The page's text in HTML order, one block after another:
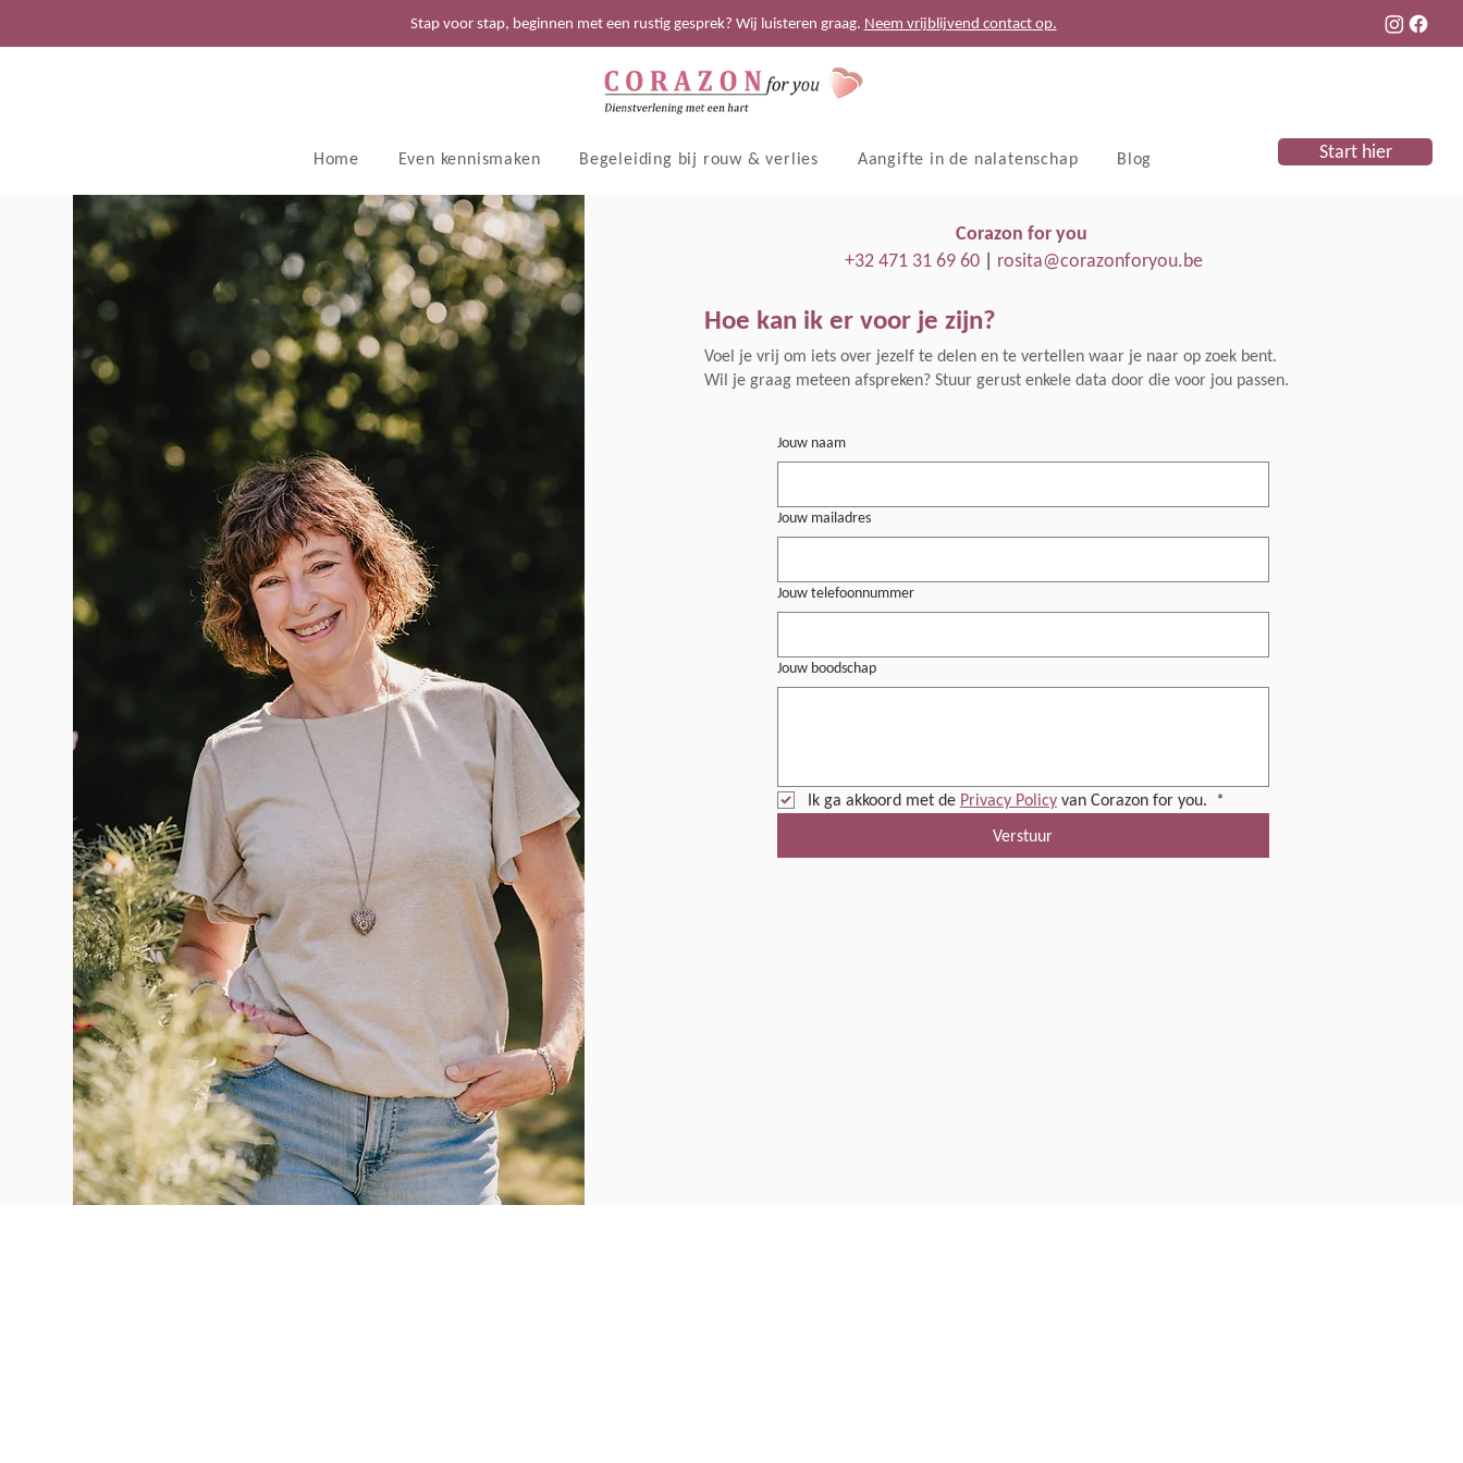
Start hier
Stap voor stap, beginnen met een rustig gesprek? Wij luisteren graag. Neem vrijblijvend contact op.
Home Even kennismaken Begeleiding bij rouw & verlies Aangifte in de nalatenschap Blog
Corazon for you
+32 471 31 69 60| rosita@corazonforyou.be
Hoe kan ik er voor je zijn?
Voel je vrij om iets over jezelf te delen en te vertellen waar je naar op zoek bent.
Wil je graag meteen afspreken? Stuur gerust enkele data door die voor jou passen.
Jouw naam
Jouw mailadres
Jouw telefoonnummer
Jouw boodschap
Ik ga akkoord met de Privacy Policy van Corazon for you. *
Verstuur